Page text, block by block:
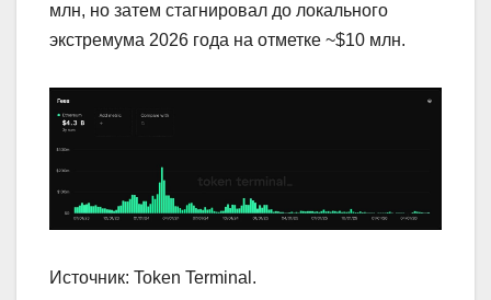
млн, но затем стагнировал до локального
экстремума 2026 года на отметке ~$10 млн.
Источник: Token Terminal.